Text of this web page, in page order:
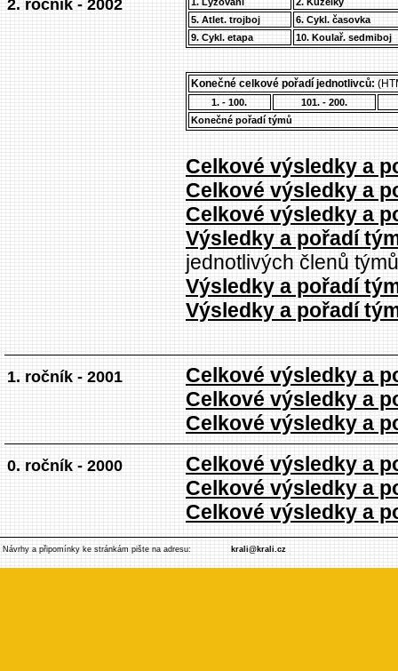
2. ročník - 2002
5. Atlet. trojboj
6. Cykl. časovka
9. Cykl. etapa
10. Koulař. sedmiboj
Konečné celkové pořadí jednotlivců:
1. - 100.
101. - 200.
Konečné pořadí týmů
Celkové výsledky a
Celkové výsledky a
Celkové výsledky a
Výsledky a pořadí
jednotlivých členů
Výsledky a pořadí
Výsledky a pořadí
1. ročník - 2001
Celkové výsledky a
Celkové výsledky a
Celkové výsledky a
0. ročník - 2000
Celkové výsledky a
Celkové výsledky a
Celkové výsledky a
Návrhy a připomínky ke stránkám pište na adresu: krali@krali.cz